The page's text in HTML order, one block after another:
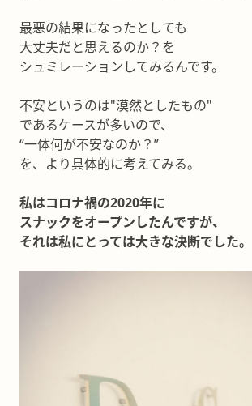
最悪の結果になったとしても
大丈夫だと思えるのか？を
シュミレーションしてみるんです。
不安というのは"漠然としたもの"
であるケースが多いので、
“一体何が不安なのか？”
を、より具体的に考えてみる。
私はコロナ禍の2020年に
スナックをオープンしたんですが、
それは私にとっては大きな決断でした。